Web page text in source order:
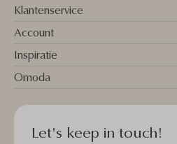
Klantenservice
Account
Inspiratie
Omoda
Let's keep in touch!